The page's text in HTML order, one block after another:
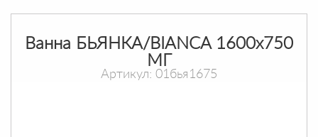
Ванна БЬЯНКА/BIANCA 1600х750
МГ
Артикул: 01бья1675